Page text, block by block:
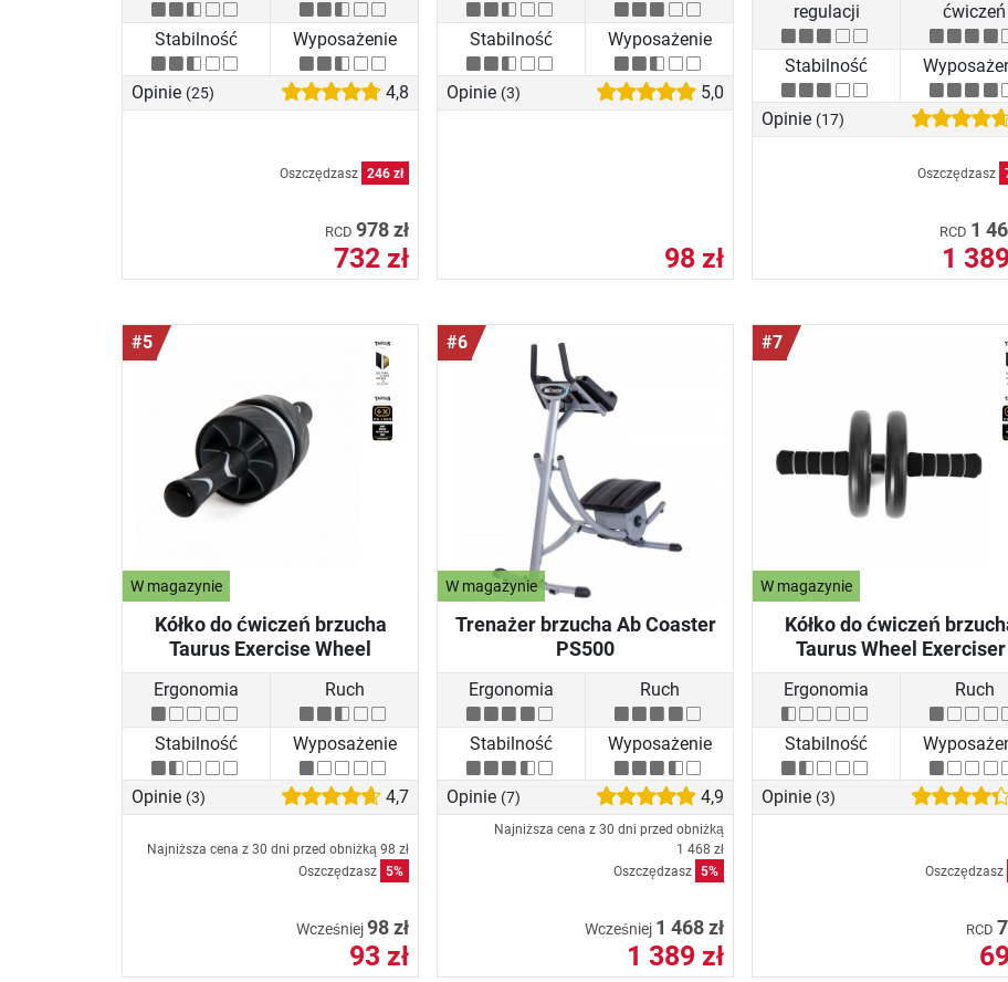
Stabilność Wyposażenie
Opinie (25) 4,8
Oszczędzasz 246 zł
RCD 978 zł
732 zł
Stabilność Wyposażenie
Opinie (3) 5,0
98 zł
regulacji
ćwiczeń
Stabilność
Opinie (17)
Oszczędzasz
RCD 1
1
#5
W magazynie
Kółko do ćwiczeń brzucha
Taurus Exercise Wheel
Ergonomia Ruch
Stabilność Wyposażenie
Opinie (3) 4,7
Najniższa cena z 30 dni przed obniżką 98 zł
Oszczędzasz 5%
Wcześniej98 zł
93 zł
#6
W magazynie
Trenażer brzucha Ab Coaster
PS500
Ergonomia Ruch
Stabilność Wyposażenie
Opinie (7) 4,9
Najniższa cena z 30 dni przed obniżką
1 468 zł
Oszczędzasz 5%
Wcześniej 1 468 zł
1 389 zł
#7
W magazynie
Kółko do ćwiczeń
Taurus Wheel Exerciser
Ergonomia Ruch
Stabilność
Opinie (3)
Oszczędzasz
RCD